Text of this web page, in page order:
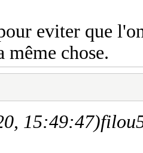
eviter que
même chose.
15:49:47)